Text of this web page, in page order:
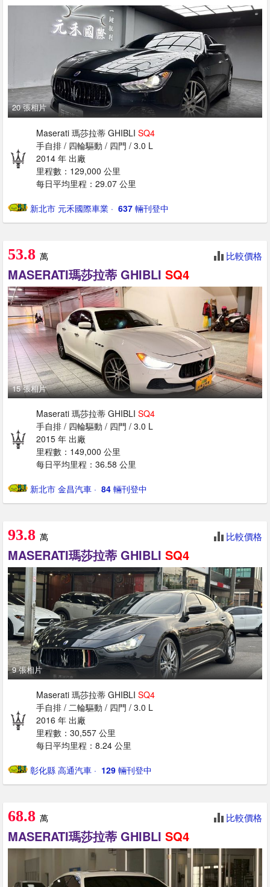
20 張相片
Maserati 瑪莎拉蒂 GHIBLI SQ4
手自排 / 四輪驅動 / 四門 / 3.0 L
2014 年 出廠
里程數：129,000 公里
每日平均里程：29.07 公里
新北市 元禾國際車業 · ‎ 637 輛刊登中
53.8 萬 比較價格
MASERATI瑪莎拉蒂 GHIBLI SQ4
15 張相片
Maserati 瑪莎拉蒂 GHIBLI SQ4
手自排 / 四輪驅動 / 四門 / 3.0 L
2015 年 出廠
里程數：149,000 公里
每日平均里程：36.58 公里
新北市 金昌汽車 · ‎ 84 輛刊登中
93.8 萬 比較價格
MASERATI瑪莎拉蒂 GHIBLI SQ4
9 張相片
Maserati 瑪莎拉蒂 GHIBLI SQ4
手自排 / 二輪驅動 / 四門 / 3.0 L
2016 年 出廠
里程數：30,557 公里
每日平均里程：8.24 公里
彰化縣 高通汽車 · ‎ 129 輛刊登中
68.8 萬 比較價格
MASERATI瑪莎拉蒂 GHIBLI SQ4